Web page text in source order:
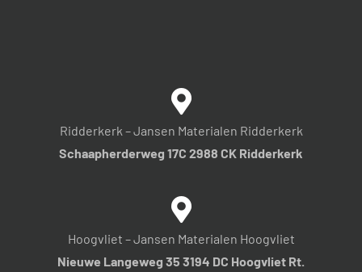
Ridderkerk – Jansen Materialen Ridderkerk
Schaapherderweg 17C 2988 CK Ridderkerk
Hoogvliet – Jansen Materialen Hoogvliet
Nieuwe Langeweg 35 3194 DC Hoogvliet Rt.